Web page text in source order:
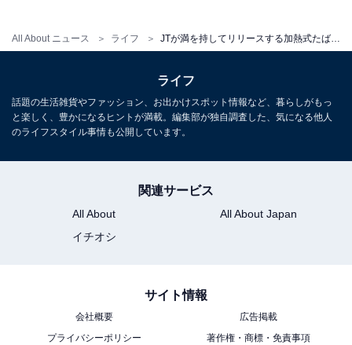
All About ニュース ライフ
“HEATFLOWⓇ
”搭載で、吸い応えがより濃く、深
ライフ
話題の生活雑貨やファッション、お出かけスポット情報など、暮らしがもっ
と楽しく、豊かになるヒントが満載。編集部が独自調査した、気になる他人
のライフスタイル事情も公開しています。
関連サービス
All About
All About Japan
イチオシ
サイト情報
会社概要
広告掲載
プライバシーポリシー
著作権・商標・免責事項